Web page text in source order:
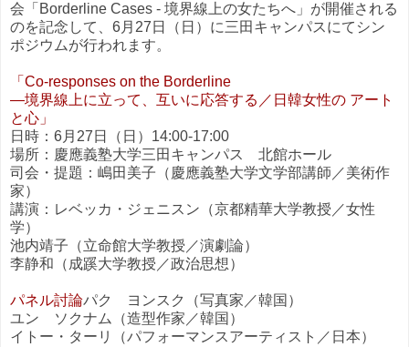
会「Borderline Cases - 境界線上の女たちへ」が開催される
のを記念して、6月27日（日）に三田キャンパスにてシン
ポジウムが行われます。
「Co-responses on the Borderline
―境界線上に立って、互いに応答する／日韓女性の アート
と心」
日時：6月27日（日）14:00-17:00
場所：慶應義塾大学三田キャンパス 北館ホール
司会・提題：嶋田美子（慶應義塾大学文学部講師／美術作
家）
講演：レベッカ・ジェニスン（京都精華大学教授／女性
学）
池内靖子（立命館大学教授／演劇論）
李静和（成蹊大学教授／政治思想）
パネル討論パク ヨンスク（写真家／韓国）
ユン ソクナム（造型作家／韓国）
イトー・ターリ（パフォーマンスアーティスト／日本）